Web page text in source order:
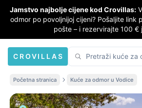
Jamstvo najbolje cijene kod Crovillas:
odmor po povoljnijoj cijeni? Pošaljite link
pošte – i rezervirajte 100 €
CROVILLAS
Početna stranica Kuće za odmor u Vodice